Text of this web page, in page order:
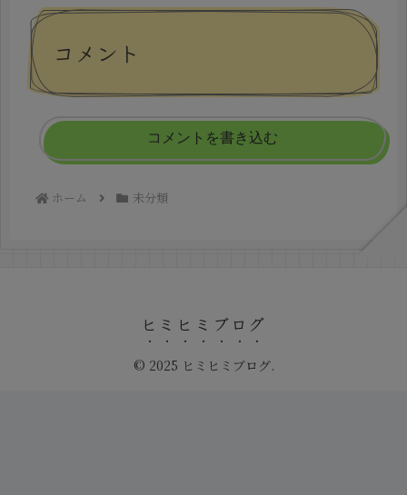
コメント
コメントを書き込む
ホーム 未分類
ヒミヒミブログ
© 2025 ヒミヒミブログ.